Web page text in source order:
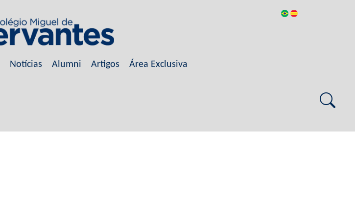
Notícias Alumni Artigos Área Exclusiva